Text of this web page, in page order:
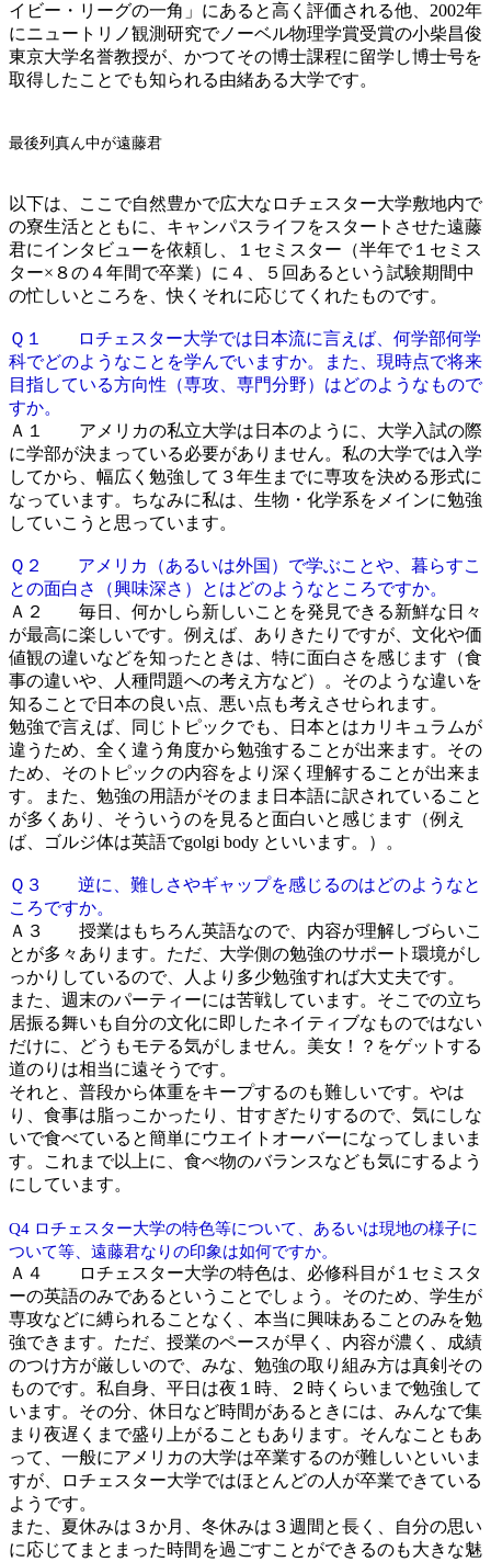
イビー・リーグの一角」にあると高く評価される他、2002年
にニュートリノ観測研究でノーベル物理学賞受賞の小柴昌俊
東京大学名誉教授が、かつてその博士課程に留学し博士号を
取得したことでも知られる由緒ある大学です。
最後列真ん中が遠藤君
以下は、ここで自然豊かで広大なロチェスター大学敷地内で
の寮生活とともに、キャンパスライフをスタートさせた遠藤
君にインタビューを依頼し、１セミスター（半年で１セミス
ター×８の４年間で卒業）に４、５回あるという試験期間中
の忙しいところを、快くそれに応じてくれたものです。
Ｑ１ ロチェスター大学では日本流に言えば、何学部何学
科でどのようなことを学んでいますか。また、現時点で将来
目指している方向性（専攻、専門分野）はどのようなもので
すか。
Ａ１ アメリカの私立大学は日本のように、大学入試の際
に学部が決まっている必要がありません。私の大学では入学
してから、幅広く勉強して３年生までに専攻を決める形式に
なっています。ちなみに私は、生物・化学系をメインに勉強
していこうと思っています。
Ｑ２ アメリカ（あるいは外国）で学ぶことや、暮らすこ
との面白さ（興味深さ）とはどのようなところですか。
Ａ２ 毎日、何かしら新しいことを発見できる新鮮な日々
が最高に楽しいです。例えば、ありきたりですが、文化や価
値観の違いなどを知ったときは、特に面白さを感じます（食
事の違いや、人種問題への考え方など）。そのような違いを
知ることで日本の良い点、悪い点も考えさせられます。
勉強で言えば、同じトピックでも、日本とはカリキュラムが
違うため、全く違う角度から勉強することが出来ます。その
ため、そのトピックの内容をより深く理解することが出来ま
す。また、勉強の用語がそのまま日本語に訳されていること
が多くあり、そういうのを見ると面白いと感じます（例え
ば、ゴルジ体は英語でgolgi body といいます。）。
Ｑ３ 逆に、難しさやギャップを感じるのはどのようなと
ころですか。
Ａ３ 授業はもちろん英語なので、内容が理解しづらいこ
とが多々あります。ただ、大学側の勉強のサポート環境がし
っかりしているので、人より多少勉強すれば大丈夫です。
また、週末のパーティーには苦戦しています。そこでの立ち
居振る舞いも自分の文化に即したネイティブなものではない
だけに、どうもモテる気がしません。美女！？をゲットする
道のりは相当に遠そうです。
それと、普段から体重をキープするのも難しいです。やは
り、食事は脂っこかったり、甘すぎたりするので、気にしな
いで食べていると簡単にウエイトオーバーになってしまいま
す。これまで以上に、食べ物のバランスなども気にするよう
にしています。
Q4 ロチェスター大学の特色等について、あるいは現地の様子に
ついて等、遠藤君なりの印象は如何ですか。
Ａ４ ロチェスター大学の特色は、必修科目が１セミスタ
ーの英語のみであるということでしょう。そのため、学生が
専攻などに縛られることなく、本当に興味あることのみを勉
強できます。ただ、授業のペースが早く、内容が濃く、成績
のつけ方が厳しいので、みな、勉強の取り組み方は真剣その
ものです。私自身、平日は夜１時、２時くらいまで勉強して
います。その分、休日など時間があるときには、みんなで集
まり夜遅くまで盛り上がることもあります。そんなこともあ
って、一般にアメリカの大学は卒業するのが難しいといいま
すが、ロチェスター大学ではほとんどの人が卒業できている
ようです。
また、夏休みは３か月、冬休みは３週間と長く、自分の思い
に応じてまとまった時間を過ごすことができるのも大きな魅